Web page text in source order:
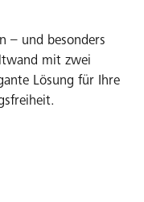
– und besonders
mit zwei
Lösung für Ihre